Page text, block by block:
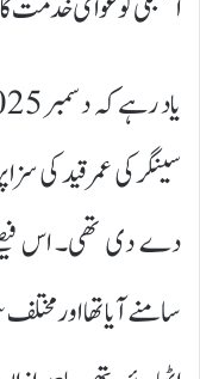
سینگر کی عمر قید کی
دے دی تھی۔ اس
سامنے آیا تھا اور